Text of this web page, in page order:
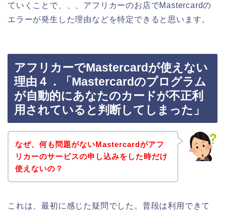
ていくことで、、、アフリカーのお店でMastercardの
エラーが発生した理由などを特定できると思います。
アフリカーでMastercardが使えない
理由４．「Mastercardのプログラム
が自動的にあなたのカードが不正利
用されていると判断してしまった」
なぜ、何も問題がないMastercardがアフ
リカーのサービスの申し込みをした時だけ
使えないの？
これは、最初に感じた疑問でした。普段は利用できて